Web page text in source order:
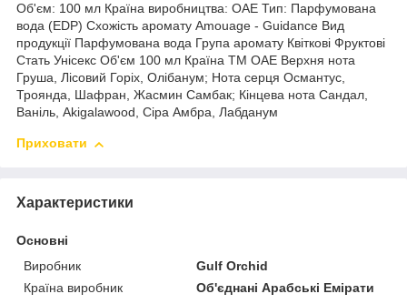
Об'єм: 100 мл Країна виробництва: ОАЕ Тип: Парфумована
вода (EDP) Схожість аромату Amouage - Guidance Вид
продукції Парфумована вода Група аромату Квіткові Фруктові
Стать Унісекс Об'єм 100 мл Країна ТМ ОАЕ Верхня нота
Груша, Лісовий Горіх, Олібанум; Нота серця Османтус,
Троянда, Шафран, Жасмин Самбак; Кінцева нота Сандал,
Ваніль, Akigalawood, Сіра Амбра, Лабданум
Приховати
Характеристики
Основні
Виробник
Gulf Orchid
Країна виробник
Об'єднані Арабські Емірати